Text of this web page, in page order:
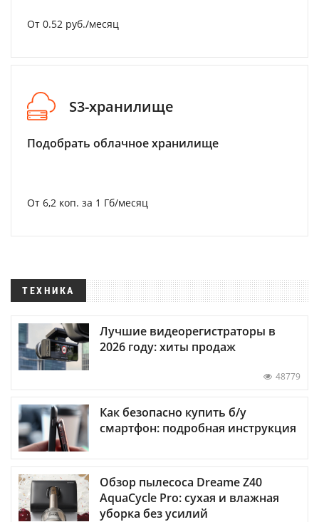
От 0.52 руб./месяц
S3-хранилище
Подобрать облачное хранилище
От 6,2 коп. за 1 Гб/месяц
ТЕХНИКА
Лучшие видеорегистраторы в
2026 году: хиты продаж
48779
Как безопасно купить б/у
смартфон: подробная инструкция
Обзор пылесоса Dreame Z40
AquaCycle Pro: сухая и влажная
уборка без усилий